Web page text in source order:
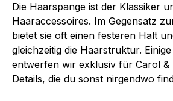
Die Haarspange ist der Klassiker
Haaraccessoires. Im Gegensatz
bietet sie oft einen festeren Halt
gleichzeitig die Haarstruktur.
entwerfen wir exklusiv für Carol &
Details, die du sonst nirgendwo